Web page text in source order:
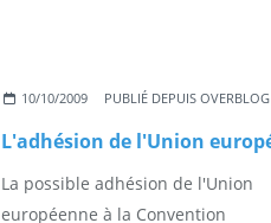
10/10/2009 PUBLIÉ DEPUIS OVERBLOG
La possible adhésion de l'Union
européenne à la Convention